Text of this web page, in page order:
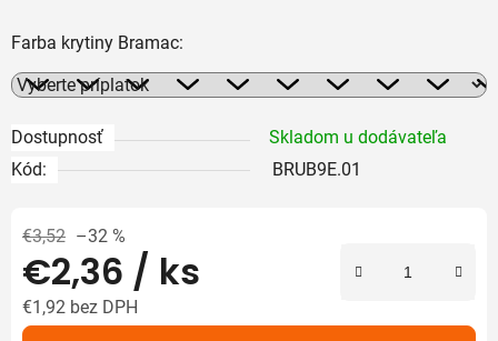
Farba krytiny Bramac:
Dostupnosť
Skladom u dodávateľa
Kód:
BRUB9E.01
€3,52 –32 %
€2,36 / ks
€1,92 bez DPH